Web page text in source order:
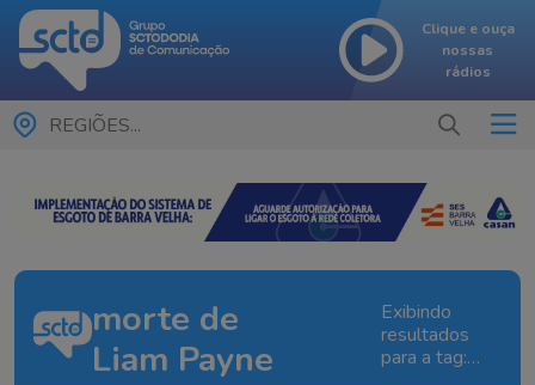
Clique e ouça
nossas
rádios
REGIÕES...
morte de
Liam Payne
Exibindo
resultados
para a tag: